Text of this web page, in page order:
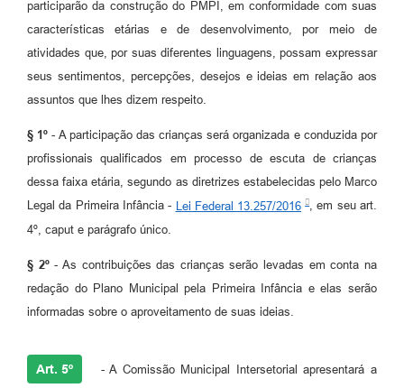
participarão da construção do PMPI, em conformidade com suas
características etárias e de desenvolvimento, por meio de
atividades que, por suas diferentes linguagens, possam expressar
seus sentimentos, percepções, desejos e ideias em relação aos
assuntos que lhes dizem respeito.
§ 1º - A participação das crianças será organizada e conduzida por
profissionais qualificados em processo de escuta de crianças
dessa faixa etária, segundo as diretrizes estabelecidas pelo Marco
Legal da Primeira Infância - Lei Federal 13.257/2016
, em seu art.
4º, caput e parágrafo único.
§ 2º- As contribuições das crianças serão levadas em conta na
redação do Plano Municipal pela Primeira Infância e elas serão
informadas sobre o aproveitamento de suas ideias.
Art. 5º - A Comissão Municipal Intersetorial apresentará a